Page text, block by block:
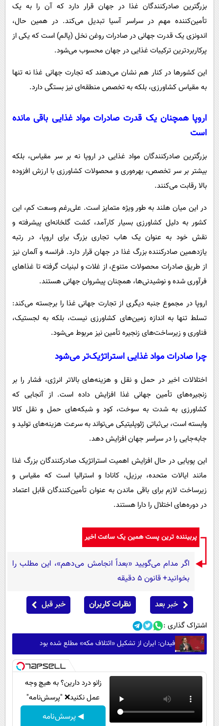
بزرگترین صادرکنندگان غذا در جهان قرار دارد که آن را به یک
تأمین‌کننده مهم در سراسر آسیا تبدیل می‌کند. در همین حال،
اندونزی یک قدرت جهانی در صادرات روغن نخل (پالم) است که یکی از
پرکاربردترین ترکیبات غذایی در جهان محسوب می‌شود.
این کشورها در کنار هم نشان می‌دهند که تجارت جهانی غذا نه تنها
به مقیاس کشاورزی، بلکه به تخصص منطقه‌ای نیز بستگی دارد.
اروپا همچنان یک قدرت صادرات مواد غذایی باقی مانده
است
بزرگترین صادرکنندگان مواد غذایی در اروپا نه بر سر مقیاس، بلکه
بیشتر بر سر تخصص، بهره‌وری و محصولات کشاورزی با ارزش افزوده
بالا رقابت می‌کنند.
در این میان هلند به طور ویژه متمایز است. علی‌رغم وسعت کم، این
کشور به دلیل کشاورزی بسیار کارآمد، کشت گلخانه‌ای پیشرفته و
نقش خود به عنوان یک هاب تجاری بزرگ برای اروپا، در رتبه
یازدهمین صادرکننده بزرگ غذا در جهان قرار دارد. فرانسه و آلمان نیز
از طریق صادرات محصولات متنوع، از غلات و لبنیات گرفته تا غذاهای
فرآوری شده و نوشیدنی‌ها، همچنان پیشروان جهانی هستند.
اروپا در مجموع جنبه دیگری از تجارت جهانی غذا را برجسته می‌کند:
تسلط تنها به اندازه زمین‌های کشاورزی نیست، بلکه به لجستیک،
فناوری و زیرساخت‌های زنجیره تأمین نیز مربوط می‌شود.
چرا صادرات مواد غذایی استراتژیک‌تر می‌شود
اختلالات اخیر در حمل و نقل و هزینه‌های بالاتر انرژی، فشار را بر
زنجیره‌های تأمین جهانی غذا افزایش داده است. از آنجایی که
کشاورزی به شدت به سوخت، کود و شبکه‌های حمل و نقل کالا
وابسته است، بی‌ثباتی ژئوپلیتیکی می‌تواند به سرعت هزینه‌های تولید و
جابه‌جایی را در سراسر جهان افزایش دهد.
این پویایی در حال افزایش اهمیت استراتژیک صادرکنندگان بزرگ غذا
مانند ایالات متحده، برزیل، کانادا و استرالیا است که مقیاس و
زیرساخت لازم برای باقی ماندن به عنوان تأمین‌کنندگان قابل اعتماد
در دوره‌های اختلال را دارا هستند.
پربیننده ترین پست همین یک ساعت اخیر
اگر مدام می‌گویید «بعداً انجامش می‌دهم»، این مطلب را
بخوانید+ قانون ۵ دقیقه
خبر بعد نظرات کاربران خبر قبل
اشتراک گذاری :
فیدان: ایران از تشکیل «ائتلاف مکه» مطلع شده بود
زانو درد دارین؟ به هیچ وجه
عمل نکنید❌ "پرسش‌نامه"
◀ پرسش‌نامه